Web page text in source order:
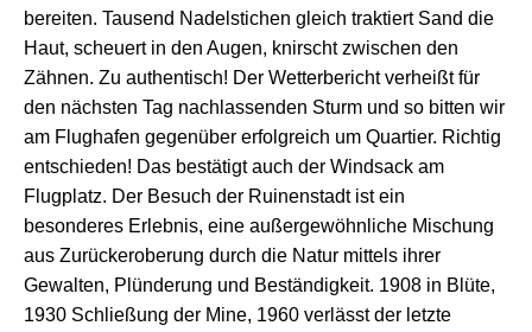
bereiten. Tausend Nadelstichen gleich traktiert Sand die
Haut, scheuert in den Augen, knirscht zwischen den
Zähnen. Zu authentisch! Der Wetterbericht verheißt für
den nächsten Tag nachlassenden Sturm und so bitten wir
am Flughafen gegenüber erfolgreich um Quartier. Richtig
entschieden! Das bestätigt auch der Windsack am
Flugplatz. Der Besuch der Ruinenstadt istein
besonderes Erlebnis, eine außergewöhnliche Mischung
aus Zurückeroberung durch die Natur mittels ihrer
Gewalten, Plünderung und Beständigkeit. 1908 in Blüte,
1930 Schließung der Mine, 1960 verlässt der letzte